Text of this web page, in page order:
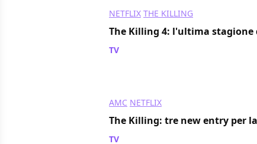
NETFLIX THE KILLING
The Killing 4: l'ultima stagione
TV
AMC NETFLIX
The Killing: tre new entry per
TV